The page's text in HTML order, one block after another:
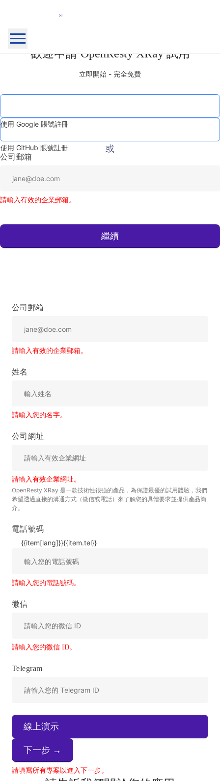
OpenResty
主頁
OpenResty Edge™
部落格
關於我們
登出
註冊
歡迎申請 OpenResty XRay 試用
立即開始 - 完全免費
使用 Google 賬號註冊
使用 GitHub 賬號註冊 或
公司郵箱
請輸入有效的企業郵箱。
繼續
公司郵箱
請輸入有效的企業郵箱。
姓名
請輸入您的名字。
公司網址
請輸入有效企業網址。
OpenResty XRay 是一款技術性很強的產品，為保證最優的試用體驗，我們
希望透過直接的溝通方式（微信或電話）來了解您的具體要求並提供產品簡
介。
電話號碼
{{item[lang]}}{{item.tel}}
請輸入您的電話號碼。
微信
請輸入您的微信 ID。
Telegram
線上演示
下一步 →
請填寫所有專案以進入下一步。